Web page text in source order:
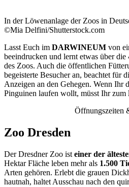
In der Löwenanlage der Zoos in
©Mia Delfini/Shutterstock.com
Lasst Euch im DARWINEUM von
beeindrucken und lernt etwas über die
des Zoos. Auch die öffentlichen
begeisterte Besucher an, beachtet für
Anzeigen an den Gehegen. Wenn Ihr
Pinguinen laufen wollt, müsst Ihr zum
Öffnungszeiten
Zoo Dresden
Der Dresdner Zoo ist einer der
Hektar Fläche leben mehr als 1.500
Arten gehören. Erlebt die grauen
hautnah, haltet Ausschau nach den